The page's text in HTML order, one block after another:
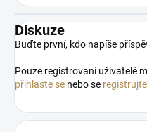
Diskuze
Buďte první, kdo napíše
Pouze registrovaní uživatelé
přihlaste se nebo se registrujte